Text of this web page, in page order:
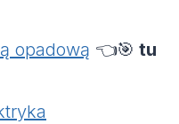
opadową 👈🎯 tu